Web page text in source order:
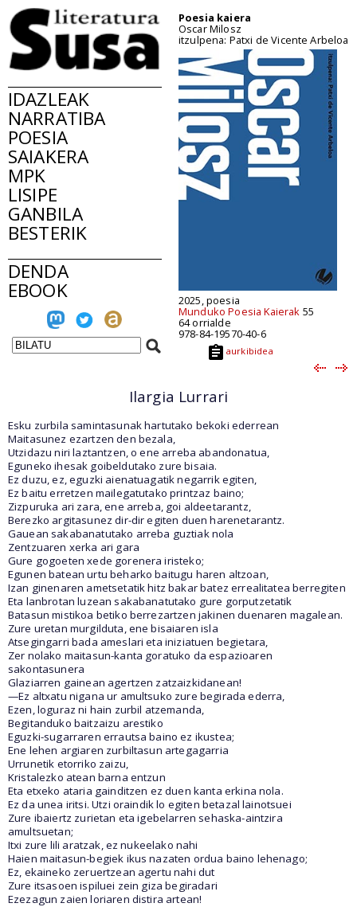
IDAZLEAK
NARRATIBA
POESIA
SAIAKERA
MPK
LISIPE
GANBILA
BESTERIK
DENDA
EBOOK
Poesia kaiera
Oscar Milosz
itzulpena: Patxi de Vicente Arbeloa
2025, poesia
Munduko Poesia Kaierak 55
64 orrialde
978-84-19570-40-6
aurkibidea
Ilargia Lurrari
Esku zurbila samintasunak hartutako bekoki ederrean
Maitasunez ezartzen den bezala,
Utzidazu niri laztantzen, o ene arreba abandonatua,
Eguneko ihesak goibeldutako zure bisaia.
Ez duzu, ez, eguzki aienatuagatik negarrik egiten,
Ez baitu erretzen mailegatutako printzaz baino;
Zizpuruka ari zara, ene arreba, goi aldeetarantz,
Berezko argitasunez dir-dir egiten duen harenetarantz.
Gauean sakabanatutako arreba guztiak nola
Zentzuaren xerka ari gara
Gure gogoeten xede gorenera iristeko;
Egunen batean urtu beharko baitugu haren altzoan,
Izan ginenaren ametsetatik hitz bakar batez errealitatea berregiten
Eta lanbrotan luzean sakabanatutako gure gorputzetatik
Batasun mistikoa betiko berrezartzen jakinen duenaren magalean.
Zure uretan murgilduta, ene bisaiaren isla
Atsegingarri bada ameslari eta iniziatuen begietara,
Zer nolako maitasun-kanta goratuko da espazioaren
sakontasunera
Glaziarren gainean agertzen zatzaizkidanean!
—Ez altxatu nigana ur amultsuko zure begirada ederra,
Ezen, loguraz ni hain zurbil atzemanda,
Begitanduko baitzaizu arestiko
Eguzki-sugarraren errautsa baino ez ikustea;
Ene lehen argiaren zurbiltasun artegagarria
Urrunetik etorriko zaizu,
Kristalezko atean barna entzun
Eta etxeko ataria gainditzen ez duen kanta erkina nola.
Ez da unea iritsi. Utzi oraindik lo egiten betazal lainotsuei
Zure ibaiertz zurietan eta igebelarren sehaska-aintzira
amultsuetan;
Itxi zure lili aratzak, ez nukeelako nahi
Haien maitasun-begiek ikus nazaten ordua baino lehenago;
Ez, ekaineko zeruertzean agertu nahi dut
Zure itsasoen ispiluei zein giza begiradari
Ezezagun zaien loriaren distira artean!